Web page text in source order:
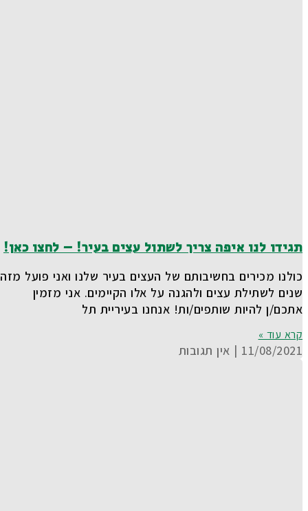
תגידו לנו איפה צריך לשתול עצים בעיר! – לחצו כאן!
כולנו מכירים בחשיבותם של העצים בעיר שלנו ואני פועל מזה
שנים לשתילת עצים ולהגנה על אלו הקיימים. אני מזמין
אתכם/ן להיות שותפים/ות! אנחנו בעיריית תל
קרא עוד »
11/08/2021 אין תגובות